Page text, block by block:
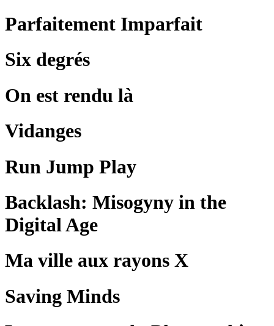
Parfaitement Imparfait
Six degrés
On est rendu là
Vidanges
Run Jump Play
Backlash: Misogyny in the
Digital Age
Ma ville aux rayons X
Saving Minds